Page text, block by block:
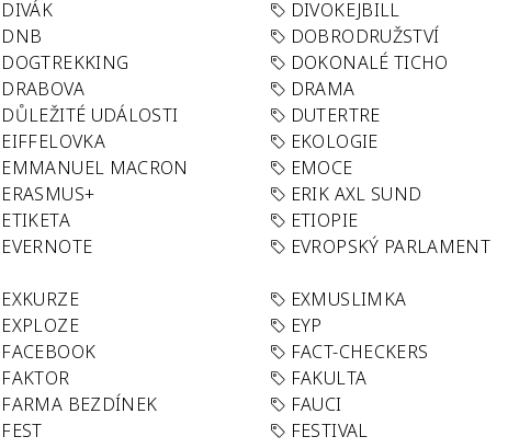
DIVÁK DIVOKEJBILL
DNB DOBRODRUŽSTVÍ
DOGTREKKING DOKONALÉ TICHO
DRABOVA DRAMA
DŮLEŽITÉ UDÁLOSTI DUTERTRE
EIFFELOVKA EKOLOGIE
EMMANUEL MACRON EMOCE
ERASMUS+ ERIK AXL SUND
ETIKETA ETIOPIE
EVERNOTE EVROPSKÝ PARLAMENT
EXKURZE EXMUSLIMKA
EXPLOZE EYP
FACEBOOK FACT-CHECKERS
FAKTOR FAKULTA
FARMA BEZDÍNEK FAUCI
FEST FESTIVAL